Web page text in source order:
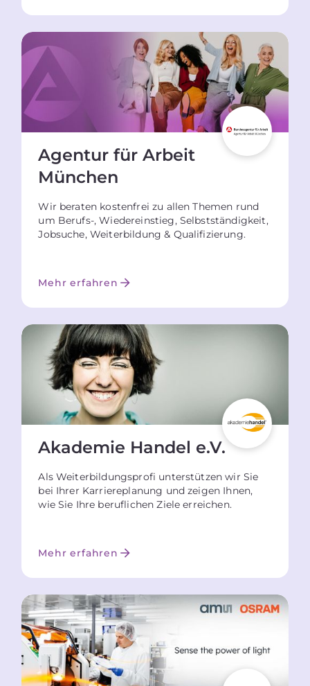
Agentur für Arbeit
München
Wir beraten kostenfrei zu allen Themen rund
um Berufs-, Wiedereinstieg, Selbstständigkeit,
Jobsuche, Weiterbildung & Qualifizierung.
Mehr erfahren
Akademie Handel e.V.
Als Weiterbildungsprofi unterstützen wir Sie
bei Ihrer Karriereplanung und zeigen Ihnen,
wie Sie Ihre beruflichen Ziele erreichen.
Mehr erfahren